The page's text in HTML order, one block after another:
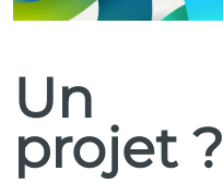
Un
projet ?